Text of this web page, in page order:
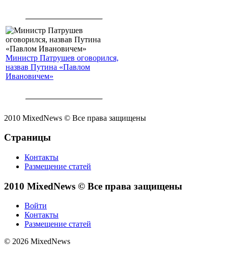
Министр Патрушев оговорился,
назвав Путина «Павлом
Ивановичем»
2010 MixedNews © Все права защищены
Страницы
Контакты
Размещение статей
2010 MixedNews © Все права защищены
Войти
Контакты
Размещение статей
© 2026 MixedNews